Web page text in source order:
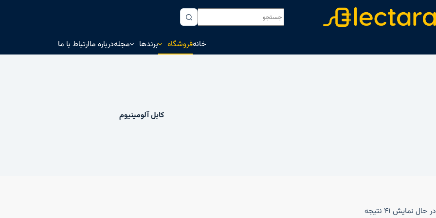
خانهفروشگاه برندها مجلهدرباره ماارتباط با ما
کابل آلومینیوم
در حال نمایش 41 نتیجه